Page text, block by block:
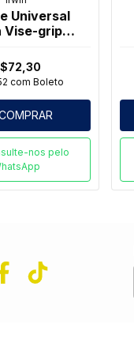
Universal
Vise-grip
com Boleto
nos pelo